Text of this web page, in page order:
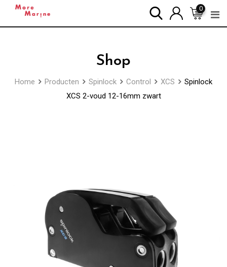
0
Shop
Home Producten Spinlock Control XCS
Spinlock
XCS 2-voud 12-16mm zwart